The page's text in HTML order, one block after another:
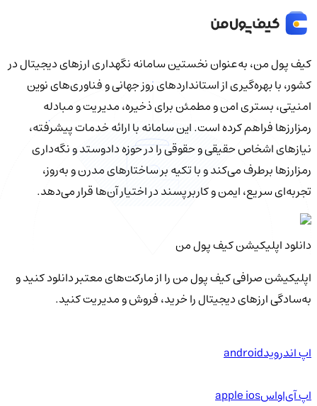
کیف‌ پول من، به‌عنوان نخستین سامانه نگهداری ارزهای دیجیتال در
کشور، با بهره‌گیری از استانداردهای روز جهانی و فناوری‌های نوین
امنیتی، بستری امن و مطمئن برای ذخیره، مدیریت و مبادله
رمزارزها فراهم کرده است. این سامانه با ارائه خدمات پیشرفته،
نیازهای اشخاص حقیقی و حقوقی را در حوزه دادوستد و نگه‌داری
رمزارزها برطرف می‌کند و با تکیه بر ساختارهای مدرن و به‌روز،
تجربه‌ای سریع، ایمن و کاربرپسند در اختیار آن‌ها قرار می‌دهد.
دانلود اپلیکیشن کیف‌ پول من
اپلیکیشن صرافی کیف پول من را از مارکت‌های معتبر دانلود کنید و
به‌سادگی ارزهای دیجیتال را خرید، فروش و مدیریت کنید.
اپ اندرویدandroid
اپ آی‌او‌اسapple ios